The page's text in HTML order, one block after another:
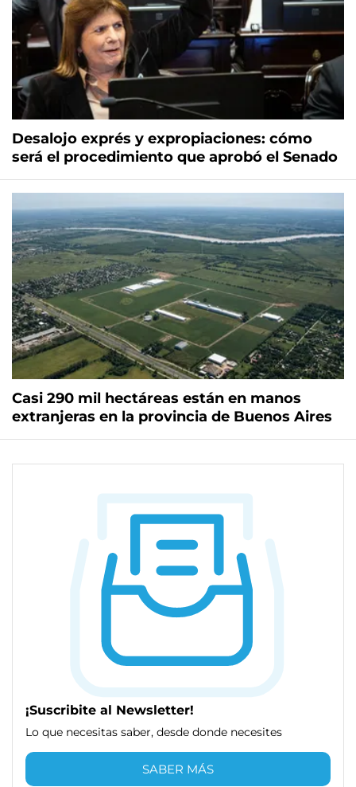
Desalojo exprés y expropiaciones: cómo
será el procedimiento que aprobó el Senado
Casi 290 mil hectáreas están en manos
extranjeras en la provincia de Buenos Aires
¡Suscribite al Newsletter!
Lo que necesitas saber, desde donde necesites
SABER MÁS